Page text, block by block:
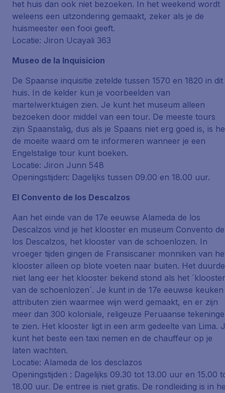
het huis dan ook niet bezoeken. In het weekend wordt
weleens een uitzondering gemaakt, zeker als je de
huismeester een fooi geeft.
Locatie: Jiron Ucayali 363
Museo de la Inquisicion
De Spaanse inquisitie zetelde tussen 1570 en 1820 in dit
huis. In de kelder kun je voorbeelden van
martelwerktuigen zien. Je kunt het museum alleen
bezoeken door middel van een tour. De meeste tours
zijn Spaanstalig, dus als je Spaans niet erg goed is, is
de moeite waard om te informeren wanneer je een
Engelstalige tour kunt boeken.
Locatie: Jiron Junn 548
Openingstijden: Dagelijks tussen 09.00 en 18.00 uur.
El Convento de los Descalzos
Aan het einde van de 17e eeuwse Alameda de los
Descalzos vind je het klooster en museum Convento de
los Descalzos, het klooster van de schoenlozen. In
vroeger tijden gingen de Fransiscaner monniken van
klooster alleen op blote voeten naar buiten. Het duurde
niet lang eer het klooster bekend stond als het ´klooster
van de schoenlozen´. Je kunt in de 17e eeuwse keuken
attributen zien waarmee wijn werd gemaakt, en er zijn
meer dan 300 koloniale, religeuze Peruaanse
te zien. Het klooster ligt in een arm gedeelte van Lima.
kunt het beste een taxi nemen en de chauffeur op je
laten wachten.
Locatie: Alameda de los desclazos
Openingstijden : Dagelijks 09.30 tot 13.00 uur en 15.00
18.00 uur. De entree is niet gratis. De rondleiding is in